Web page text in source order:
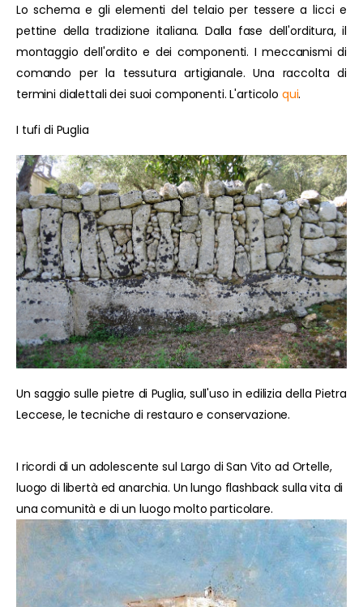
Lo schema e gli elementi del telaio per tessere a licci e
pettine della tradizione italiana. Dalla fase dell'orditura, il
montaggio dell'ordito e dei componenti. I meccanismi di
comando per la tessutura artigianale. Una raccolta di
termini dialettali dei suoi componenti. L'articolo qui.
I tufi di Puglia
Un saggio sulle pietre di Puglia, sull'uso in edilizia della Pietra
Leccese, le tecniche di restauro e conservazione.
I ricordi di un adolescente sul Largo di San Vito ad Ortelle,
luogo di libertà ed anarchia. Un lungo flashback sulla vita di
una comunità e di un luogo molto particolare.